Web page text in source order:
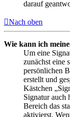
darauf
Nach oben
Wie kann ich
Um eine
zunächst eine
persönlichen
erstellt und
Kästchen
Signatur auch
Bereich das
aktivierst.